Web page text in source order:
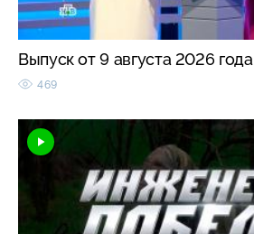
Выпуск от 9 августа 2026 года
469